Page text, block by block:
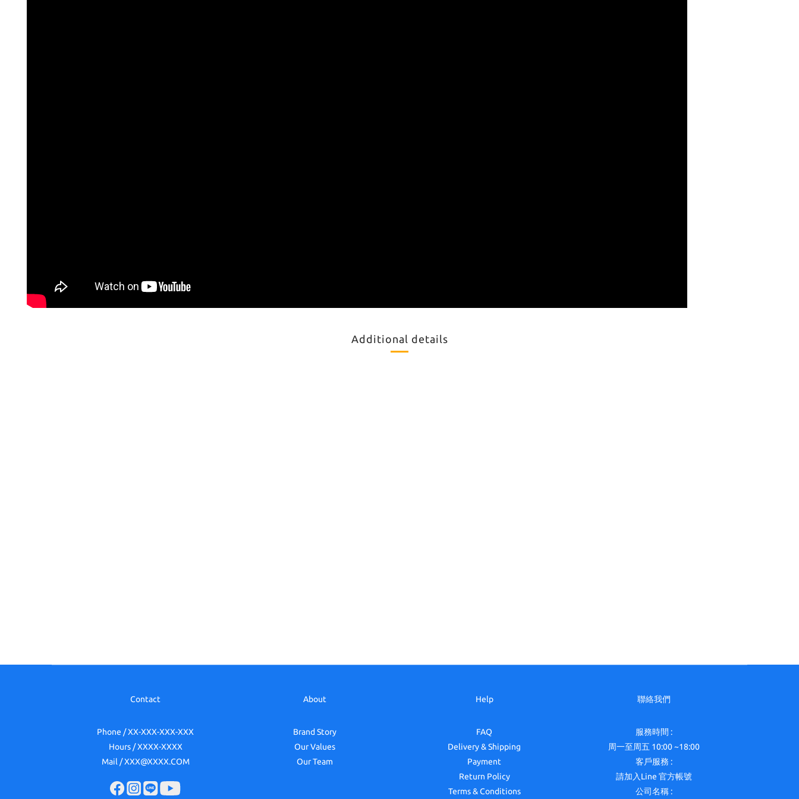
Additional details
Contact
Phone / XX-XXX-XXX-XXX
Hours / XXXX-XXXX
Mail / XXX@XXXX.COM
About
Brand Story
Our Values
Our Team
Help
FAQ
Delivery & Shipping
Payment
Return Policy
Terms & Conditions
聯絡我們
服務時間 :
周一至周五 10:00 ~18:00
客戶服務 :
請加入Line 官方帳號
公司名稱 :